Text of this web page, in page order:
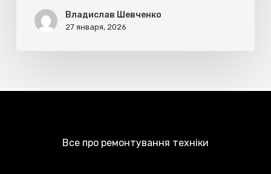
Владислав Шевченко
27 января, 2026
Все про ремонтування техніки